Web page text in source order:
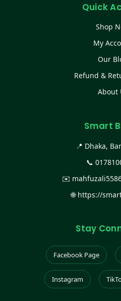
Quick
Shop
My
Our
Refund &
About
Smart
📍 Dhaka,
📞
✉️
🌐 https://
Stay
Facebook Page
Instagram